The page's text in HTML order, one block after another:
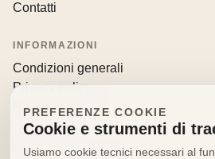
Contatti
INFORMAZIONI
Condizioni generali
Privacy policy
Resi e recessi
PREFERENZE COOKIE
Cookie e strumenti di
Usiamo cookie tecnici necessari al